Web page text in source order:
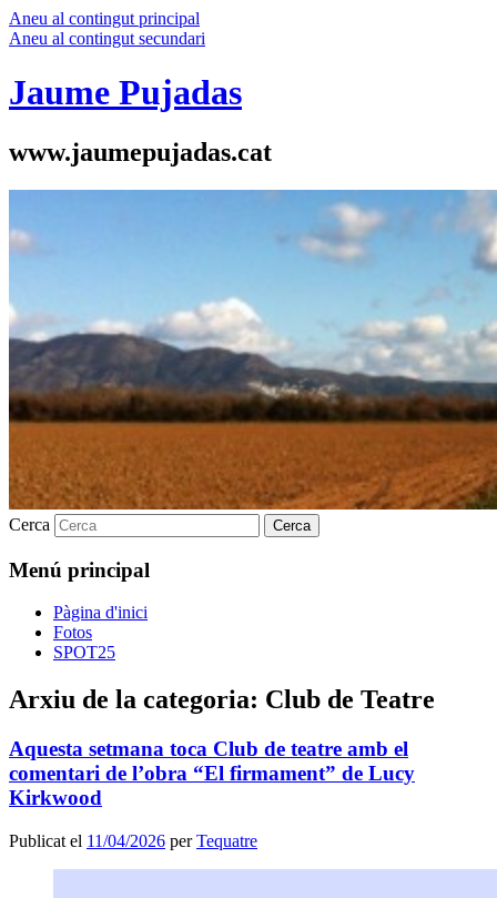
Aneu al contingut principal
Aneu al contingut secundari
Jaume Pujadas
www.jaumepujadas.cat
Cerca
Menú principal
Pàgina d'inici
Fotos
SPOT25
Arxiu de la categoria: Club de Teatre
Aquesta setmana toca Club de teatre amb el
comentari de l’obra “El firmament” de Lucy
Kirkwood
Publicat el 11/04/2026 perTequatre